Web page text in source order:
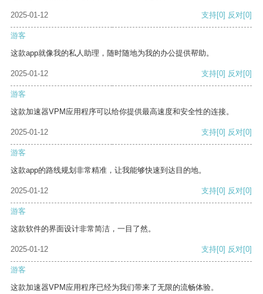
2025-01-12 支持[0] 反对[0]
游客
这款app就像我的私人助理，随时随地为我的办公提供帮助。
2025-01-12 支持[0] 反对[0]
游客
这款加速器VPM应用程序可以给你提供最高速度和安全性的连接。
2025-01-12 支持[0] 反对[0]
游客
这款app的路线规划非常精准，让我能够快速到达目的地。
2025-01-12 支持[0] 反对[0]
游客
这款软件的界面设计非常简洁，一目了然。
2025-01-12 支持[0] 反对[0]
游客
这款加速器VPM应用程序已经为我们带来了无限的流畅体验。